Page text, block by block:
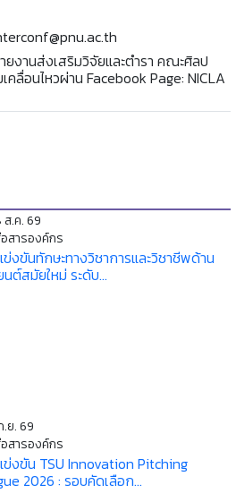
งานส่งเสริมวิจัยและตำรา คณะศิลป
ลื่อนไหวผ่าน Facebook Page: NICLA
ส.ค. 69
สารองค์กร
ข่งขันทักษะทางวิชาการและวิชาชีพด้าน
ต์สมัยใหม่ ระดับ...
ย. 69
สารองค์กร
ข่งขัน TSU Innovation Pitching
2026 : รอบคัดเลือก...